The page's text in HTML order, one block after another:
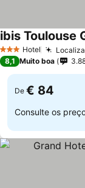
3 EstrelasHotel
ibis Toulouse
8,1 Muito boa
De € 84
Consulte os